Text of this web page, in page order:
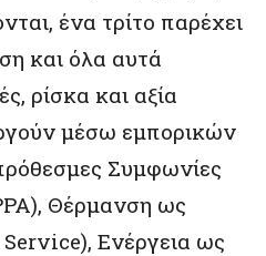
ένα τρίτο παρέχει
και όλα αυτά
ρίσκα και αξία
μέσω εμπορικών
Συμφωνίες
Θέρμανση ως
Ενέργεια ως